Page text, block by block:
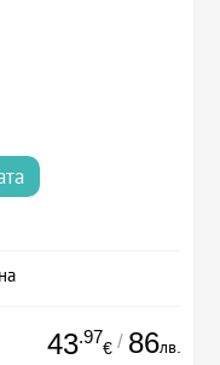
43.97
€ / 86лв.